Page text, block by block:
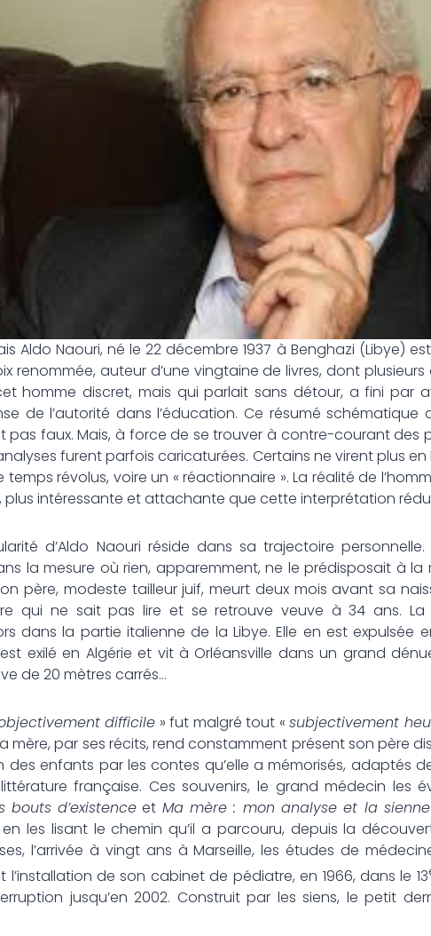
Aldo Naouri, né le 22 décembre 1937 à Benghazi (Libye)
renommée, auteur d’une vingtaine de livres, dont
homme discret, mais qui parlait sans détour, a fini par
de l’autorité dans l’éducation. Ce résumé schématique
pas faux. Mais, à force de se trouver à contre-courant des
furent parfois caricaturées. Certains ne virent plus en
révolus, voire un « réactionnaire ». La réalité de
plus intéressante et attachante que cette interprétation
d’Aldo Naouri réside dans sa trajectoire
la mesure où rien, apparemment, ne le prédisposait à
père, modeste tailleur juif, meurt deux mois avant sa
qui ne sait pas lire et se retrouve veuve à 34 ans. La
dans la partie italienne de la Libye. Elle en est expulsée
exilé en Algérie et vit à Orléansville dans un grand
de 20 mètres carrés…
difficile » fut malgré tout «subjectivement
mère, par ses récits, rend constamment présent son père
des enfants par les contes qu’elle a mémorisés, adaptés
française. Ces souvenirs, le grand médecin les
bouts d’existence et Ma mère : mon analyse et la sienne
en les lisant le chemin qu’il a parcouru, depuis la
l’arrivée à vingt ans à Marseille, les études de
l’installation de son cabinet de pédiatre, en 1966, dans le 13
jusqu’en 2002. Construit par les siens, le petit